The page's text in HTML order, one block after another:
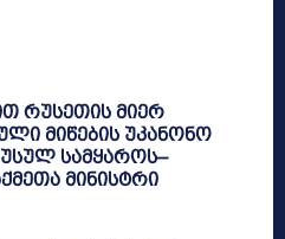
რუსეთის მიერ
მიწების უკანონო
სამყაროს–
მინისტრი